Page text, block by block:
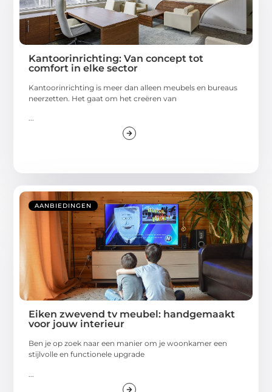
Kantoorinrichting: Van concept tot
comfort in elke sector
Kantoorinrichting is meer dan alleen meubels en bureaus
neerzetten. Het gaat om het creëren van
...
AANBIEDINGEN
Eiken zwevend tv meubel: handgemaakt
voor jouw interieur
Ben je op zoek naar een manier om je woonkamer een
stijlvolle en functionele upgrade